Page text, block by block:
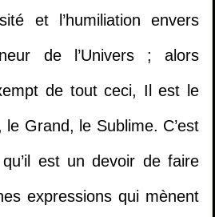
et l’humiliation envers
de l’Univers ; alors
de tout ceci, Il est le
Grand, le Sublime. C’est
est un devoir de faire
expressions qui mènent
mais ne trouve
sa vie - Cheikh Khaled Al
mixte